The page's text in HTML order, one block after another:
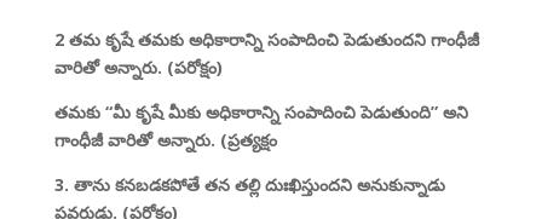
2 తమ కృషే తమకు అధికారాన్ని సంపాదించి పెడుతుందని గాంధీజీ
వారితో అన్నారు. (పరోక్షం)
తమకు “మీ కృషే మీకు అధికారాన్ని సంపాదించి పెడుతుంది” అని
గాంధీజీ వారితో అన్నారు. (ప్రత్యక్షం
3. తాను కనబడకపోతే తన తల్లి దుఃఖిస్తుందని అనుకున్నాడు
ప్రవరుడు. (పరోక్షం)